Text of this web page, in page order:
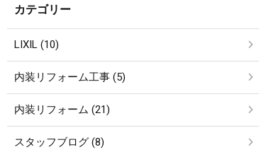
カテゴリー
LIXIL (10)
内装リフォーム工事 (5)
内装リフォーム (21)
スタッフブログ (8)